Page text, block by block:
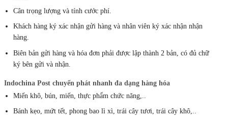
Cân trọng lượng và tính cước phí.
Khách hàng ký xác nhận gửi hàng và nhân viên ký xác nhận nhận
hàng.
Biên bản gửi hàng và hóa đơn phải được lập thành 2 bản, có đủ chữ
ký bên gửi và nhận.
Indochina Post chuyển phát nhanh đa dạng hàng hóa
Miến khô, bún, miến, thực phẩm chức năng,..
Bánh kẹo, mứt tết, phong bao lì xì, trái cây tươi, trái cây khô,..